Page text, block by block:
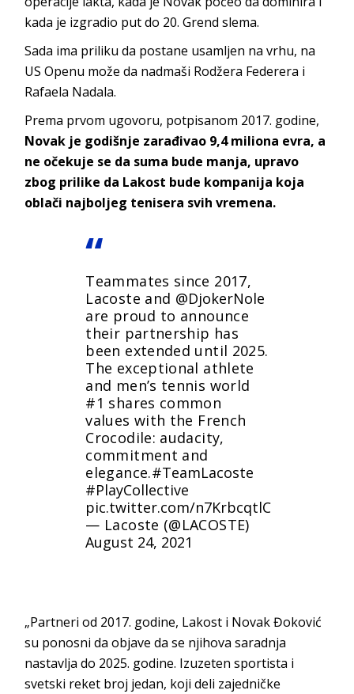
kada je izgradio put do 20. Grend slema.
Sada ima priliku da postane usamljen na vrhu, na
US Openu može da nadmaši Rodžera Federera i
Rafaela Nadala.
Prema prvom ugovoru, potpisanom 2017. godine,
Novak je godišnje zarađivao 9,4 miliona evra, a
ne očekuje se da suma bude manja, upravo
zbog prilike da Lakost bude kompanija koja
oblači najboljeg tenisera svih vremena.
Teammates since 2017,
Lacoste and @DjokerNole
are proud to announce
their partnership has
been extended until 2025.
The exceptional athlete
and men’s tennis world
#1 shares common
values with the French
Crocodile: audacity,
commitment and
elegance.​#TeamLacoste
#PlayCollective
pic.twitter.com/n7KrbcqtlC
— Lacoste (@LACOSTE)
August 24, 2021
„Partneri od 2017. godine, Lakost i Novak Đoković
su ponosni da objave da se njihova saradnja
nastavlja do 2025. godine. Izuzeten sportista i
svetski reket broj jedan, koji deli zajedničke